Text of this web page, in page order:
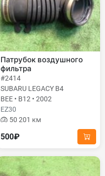
Патрубок воздушного
фильтра
#2414
SUBARU LEGACY B4
BEE • B12 • 2002
EZ30
50 201 км
500₽